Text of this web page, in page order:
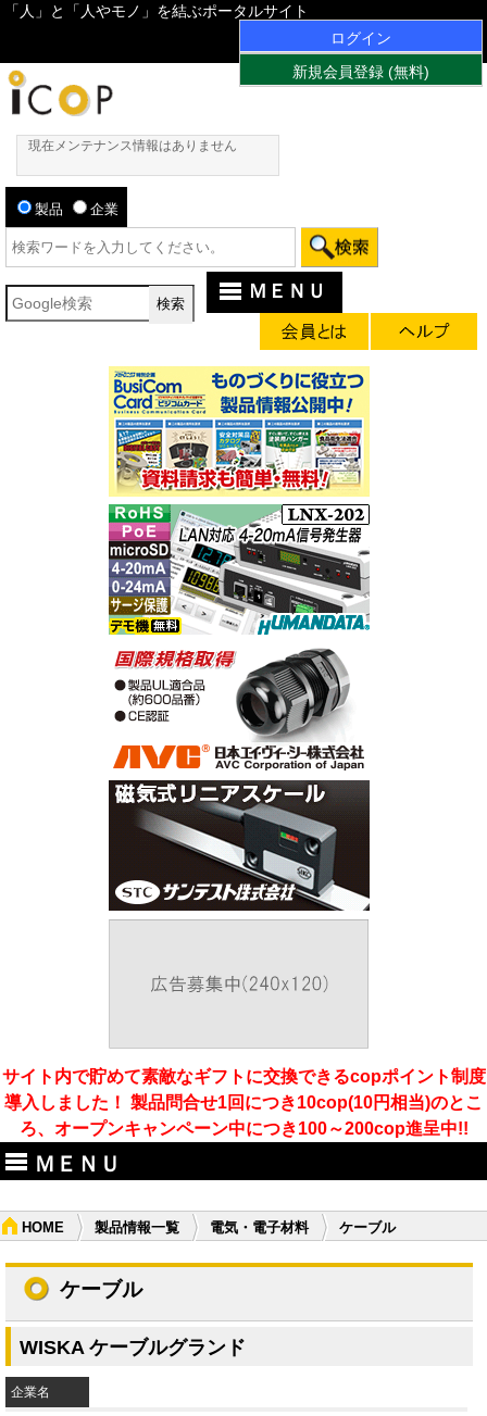
「人」と「人やモノ」を結ぶポータルサイト
ログイン
新規会員登録 (無料)
現在メンテナンス情報はありません
製品 企業
ＭＥＮＵ
サイト内で貯めて素敵なギフトに交換できるcopポイント制度
導入しました！ 製品問合せ1回につき10cop(10円相当)のとこ
ろ、オープンキャンペーン中につき100～200cop進呈中!!
ＭＥＮＵ
HOME 製品情報一覧 電気・電子材料 ケーブル
ケーブル
WISKA ケーブルグランド
企業名